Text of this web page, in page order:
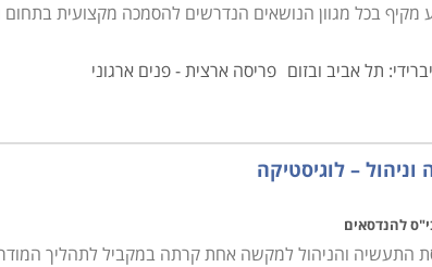
מקיף בכל מגוון הנושאים הנדרשים להסמכה מקצועית בתחום
תל אביב ובזום פריסה ארצית - פנים ארגוני
– לוגיסטיקה
להנדסאים
התעשיה והניהול למקשה אחת קרתה במקביל לתהליך